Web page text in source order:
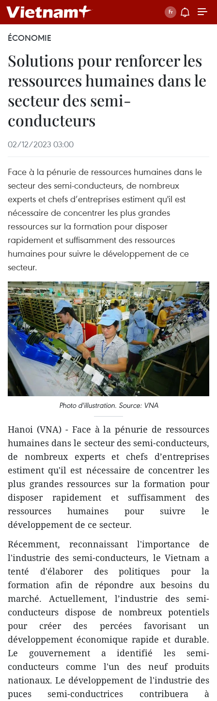
ÉCONOMIE
Solutions pour renforcer les
ressources humaines dans le
secteur des semi-
conducteurs
02/12/2023 03:00
Face à la pénurie de ressources humaines dans le
secteur des semi-conducteurs, de nombreux
experts et chefs d’entreprises estiment qu'il est
nécessaire de concentrer les plus grandes
ressources sur la formation pour disposer
rapidement et suffisamment des ressources
humaines pour suivre le développement de ce
secteur.
Photo d'illustration. Source: VNA
Hanoi (VNA) - Face à la pénurie de ressources
humaines dans le secteur des semi-conducteurs,
de nombreux experts et chefs d’entreprises
estiment qu'il est nécessaire de concentrer les
plus grandes ressources sur la formation pour
disposer rapidement et suffisamment des
ressources humaines pour suivre le
développement de ce secteur.
Récemment, reconnaissant l'importance de
l'industrie des semi-conducteurs, le Vietnam a
tenté d'élaborer des politiques pour la
formation afin de répondre aux besoins du
marché. Actuellement, l’industrie des semi-
conducteurs dispose de nombreux potentiels
pour créer des percées favorisant un
développement économique rapide et durable.
Le gouvernement a identifié les semi-
conducteurs comme l'un des neuf produits
nationaux. Le développement de l'industrie des
puces semi-conductrices contribuera à